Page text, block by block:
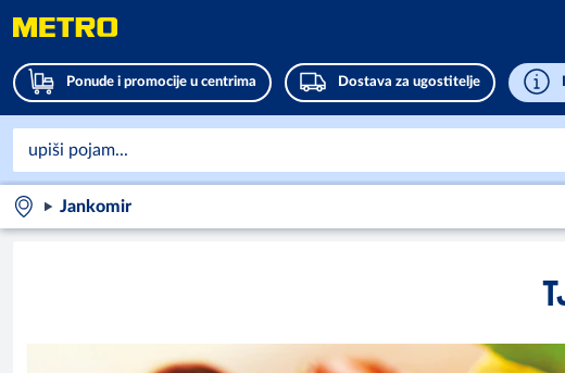
Ponude i promocije u centrima Dostava za ugostitelje
Jankomir